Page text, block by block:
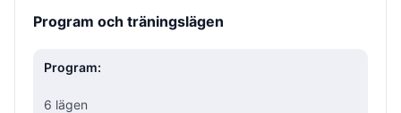
Program och träningslägen
Program:
6 lägen